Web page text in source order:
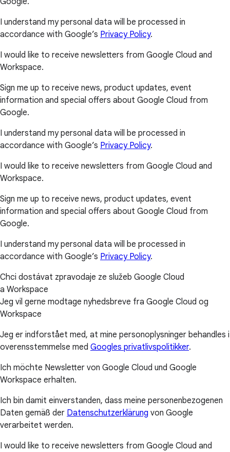
I understand my personal data will be processed in
accordance with Google’s Privacy Policy.
I would like to receive newsletters from Google Cloud and
Workspace.
Sign me up to receive news, product updates, event
information and special offers about Google Cloud from
Google.
I understand my personal data will be processed in
accordance with Google’s Privacy Policy.
I would like to receive newsletters from Google Cloud and
Workspace.
Sign me up to receive news, product updates, event
information and special offers about Google Cloud from
Google.
I understand my personal data will be processed in
accordance with Google’s Privacy Policy.
Chci dostávat zpravodaje ze služeb Google Cloud
a Workspace
Jeg vil gerne modtage nyhedsbreve fra Google Cloud og
Workspace
Jeg er indforstået med, at mine personoplysninger behandles i
overensstemmelse med Googles privatlivspolitikker.
Ich möchte Newsletter von Google Cloud und Google
Workspace erhalten.
Ich bin damit einverstanden, dass meine personenbezogenen
Daten gemäß der Datenschutzerklärung von Google
verarbeitet werden.
I would like to receive newsletters from Google Cloud and